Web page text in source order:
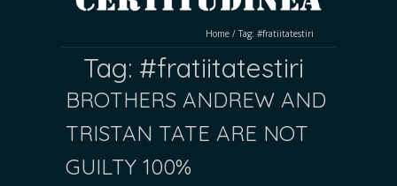
Home / Tag: #fratiitatestiri
Tag: #fratiitatestiri
BROTHERS ANDREW AND
TRISTAN TATE ARE NOT
GUILTY 100%